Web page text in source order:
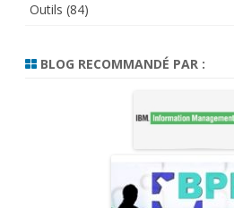
Outils (84)
BLOG RECOMMANDÉ PAR :